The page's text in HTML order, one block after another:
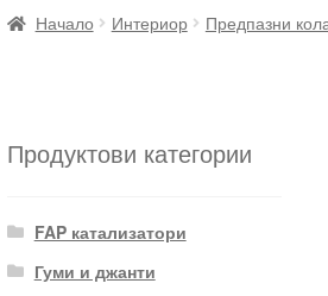
Начало Интериор Предпазни
Продуктови категории
FAP катализатори
Гуми и джанти